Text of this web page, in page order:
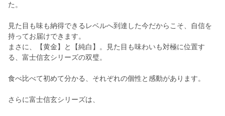
た。
見た目も味も納得できるレベルへ到達した今だからこそ、自信を
持ってお届けできます。
まさに、【黄金】と【純白】。見た目も味わいも対極に位置す
る、富士信玄シリーズの双璧。
食べ比べて初めて分かる、それぞれの個性と感動があります。
さらに富士信玄シリーズは、